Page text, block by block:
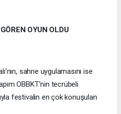
OYUN OLDU
sahne uygulamasını ise
OBBKT’nin tecrübeli
festivalin en çok konuşulan